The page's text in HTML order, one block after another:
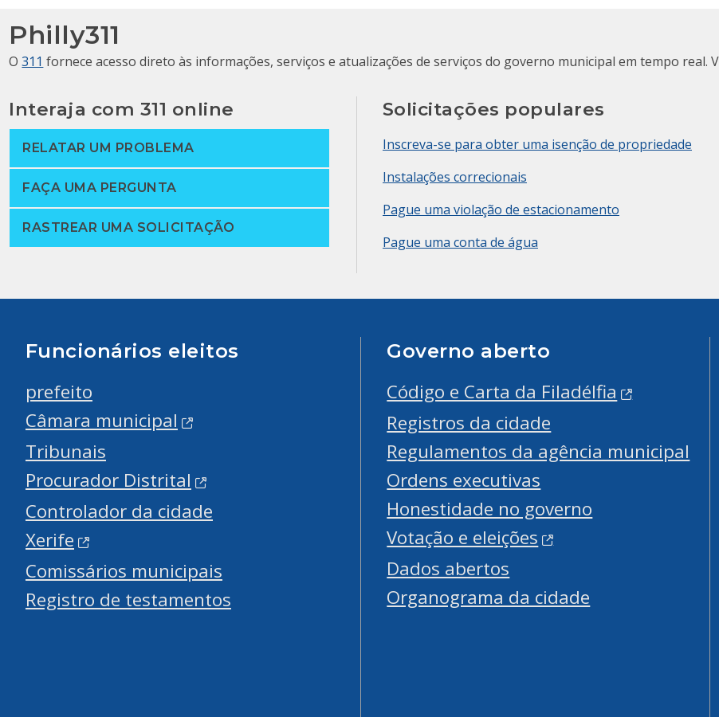
Philly311
O311 fornece acesso direto às informações, serviços e atualizações de serviços do governo municipal em tempo real.
Interaja com 311 online
RELATAR UM PROBLEMA
FAÇA UMA PERGUNTA
RASTREAR UMA SOLICITAÇÃO
Solicitações populares
Inscreva-se para obter uma isenção de propriedade
Instalações correcionais
Pague uma violação de estacionamento
Pague uma conta de água
Funcionários eleitos
prefeito
Câmara municipal
Tribunais
Procurador Distrital
Controlador da cidade
Xerife
Comissários municipais
Registro de testamentos
Governo aberto
Código e Carta da Filadélfia
Registros da cidade
Regulamentos da agência municipal
Ordens executivas
Honestidade no governo
Votação e eleições
Dados abertos
Organograma da cidade